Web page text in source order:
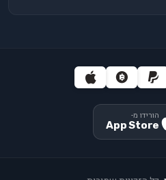
הורידו מ-
App Store